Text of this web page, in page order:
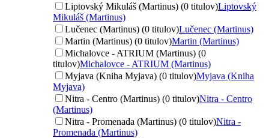
Liptovský Mikuláš (Martinus) (0 titulov)Liptovský
Mikuláš (Martinus)
Lučenec (Martinus) (0 titulov)Lučenec (Martinus)
Martin (Martinus) (0 titulov)Martin (Martinus)
Michalovce - ATRIUM (Martinus) (0
titulov)Michalovce - ATRIUM (Martinus)
Myjava (Kniha Myjava) (0 titulov)Myjava (Kniha
Myjava)
Nitra - Centro (Martinus) (0 titulov)Nitra - Centro
(Martinus)
Nitra - Promenada (Martinus) (0 titulov)Nitra -
Promenada (Martinus)